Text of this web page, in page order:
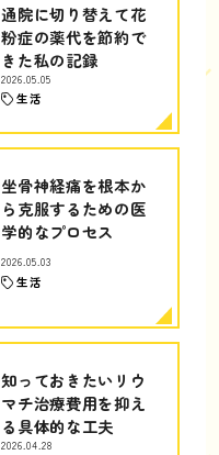
通院に切り替えて花
粉症の薬代を節約で
きた私の記録
2026.05.05
生活
坐骨神経痛を根本か
ら克服するための医
学的なプロセス
2026.05.03
生活
知っておきたいリウ
マチ治療費用を抑え
る具体的な工夫
2026.04.28